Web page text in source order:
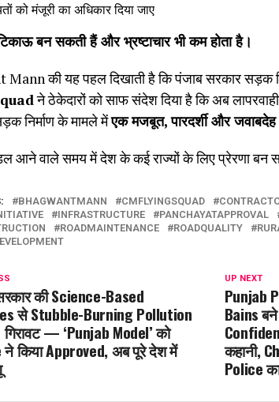
को मंजूरी का अधिकार दिया जाए
बन सकती हैं और भ्रष्टाचार भी कम होता है।
की यह पहल दिखाती है कि पंजाब सरकार सड़क
ने ठेकेदारों को साफ संदेश दिया है कि अब लापरवाही
निर्माण के मामले मेंएक मजबूत,पारदर्शी और
आने वाले समय में देश के कई राज्यों के लिए प्रेरणा बन
BHAGWANTMANN CMFLYINGSQUAD
INFRASTRUCTURE PANCHAYATAPPROVAL
ROADMAINTENANCE ROADQUALITY
UP NEXT
Punjab
Bains
कहानी,
Police
की Science-Based
से Stubble-Burning Pollution
— ‘Punjab Model’ को
किया Approved, अब पूरे देश में